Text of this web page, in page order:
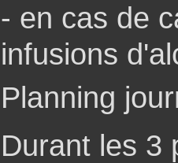
- en cas de
infusions
Planning
Durant les